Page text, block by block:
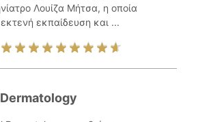
Λουίζα Μήτσα, η οποία
εκτενή εκπαίδευση και ...